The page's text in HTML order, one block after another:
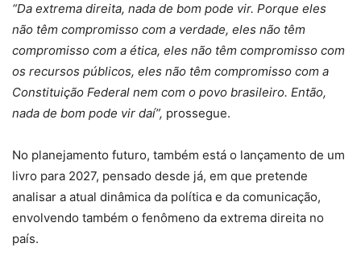
“Da extrema direita, nada de bom pode vir. Porque eles
não têm compromisso com a verdade, eles não têm
compromisso com a ética, eles não têm compromisso com
os recursos públicos, eles não têm compromisso com a
Constituição Federal nem com o povo brasileiro. Então,
nada de bom pode vir daí”, prossegue.
No planejamento futuro, também está o lançamento de um
livro para 2027, pensado desde já, em que pretende
analisar a atual dinâmica da política e da comunicação,
envolvendo também o fenômeno da extrema direita no
país.